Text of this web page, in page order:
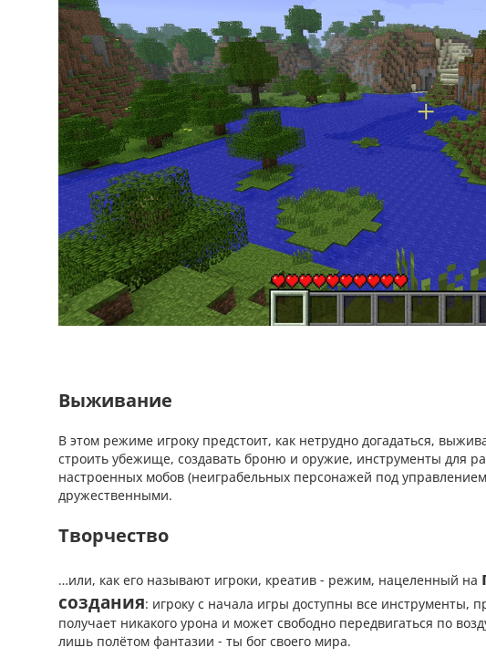
Выживание
В этом режиме игроку предстоит, как нетрудно догадаться,
строить убежище, создавать броню и оружие, инструменты для
настроенных мобов (неиграбельных персонажей под
дружественными.
Творчество
…или, как его называют игроки, креатив - режим, нацеленный на
создания: игроку с начала игры доступны все инструменты,
получает никакого урона и может свободно передвигаться по
лишь полётом фантазии - ты бог своего мира.